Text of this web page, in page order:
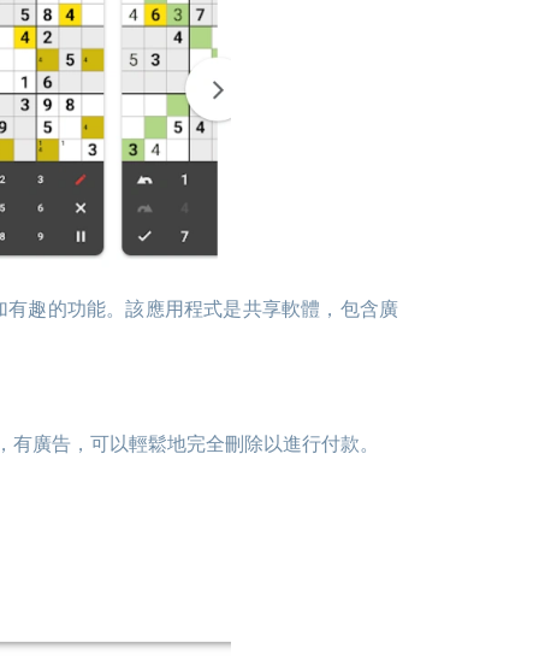
有廣告，可以輕鬆地完全刪除以進行付款。